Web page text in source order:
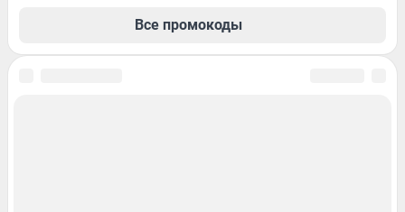
Все промокоды